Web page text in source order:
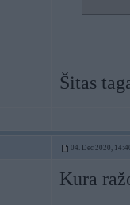
Šitas
04. Dec 2020,
Kura